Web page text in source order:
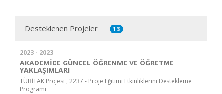
Desteklenen Projeler 13
2023 - 2023
AKADEMİDE GÜNCEL ÖĞRENME VE ÖĞRETME
YAKLAŞIMLARI
TÜBİTAK Projesi , 2237 - Proje Eğitimi Etkinliklerini Destekleme
Programı